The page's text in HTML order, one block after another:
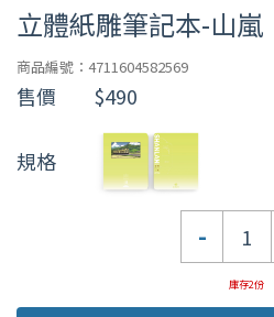
立體紙雕筆記本-山嵐
商品編號：4711604582569
售價 $490
規格
-
庫存2份